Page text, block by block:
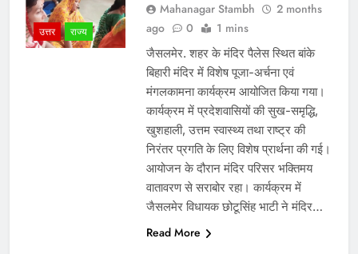
उत्तर राज्य
Mahanagar Stambh
2 months
ago
0 1 mins
जैसलमेर. शहर के मंदिर पैलेस स्थित बांके
बिहारी मंदिर में विशेष पूजा-अर्चना एवं
मंगलकामना कार्यक्रम आयोजित किया गया।
कार्यक्रम में प्रदेशवासियों की सुख-समृद्धि,
खुशहाली, उत्तम स्वास्थ्य तथा राष्ट्र की
निरंतर प्रगति के लिए विशेष प्रार्थना की गई।
आयोजन के दौरान मंदिर परिसर भक्तिमय
वातावरण से सराबोर रहा। कार्यक्रम में
जैसलमेर विधायक छोटूसिंह भाटी ने मंदिर…
Read More